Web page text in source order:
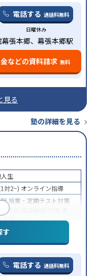
電話する 通話料無料
日曜休み
幕張本郷、幕張本郷駅
などの資料請求 無料
見る
塾の詳細を見る
生
対2~) オンライン指導
授業・定期テスト対策
英検(英語検定)対策
対策
振替可能
ら受講可能季節講習の
す
電話する 通話料無料